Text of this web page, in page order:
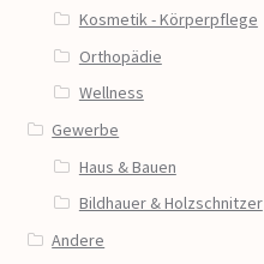
Kosmetik - Körperpflege
Orthopädie
Wellness
Gewerbe
Haus & Bauen
Bildhauer & Holzschnitzer
Andere